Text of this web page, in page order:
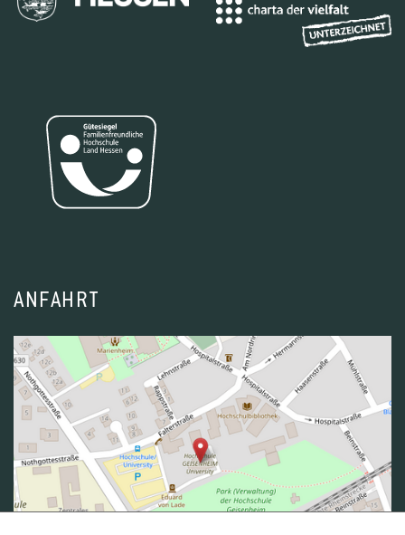
ANFAHRT